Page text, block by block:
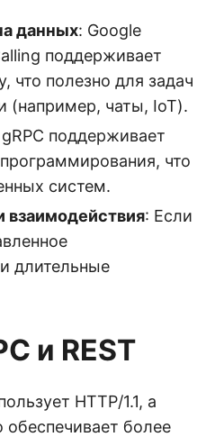
данных: Google
поддерживает
что полезно для задач
(например, чаты, IoT).
поддерживает
что
систем.
: Если
длительные
и REST
HTTP/1.1, а
обеспечивает более